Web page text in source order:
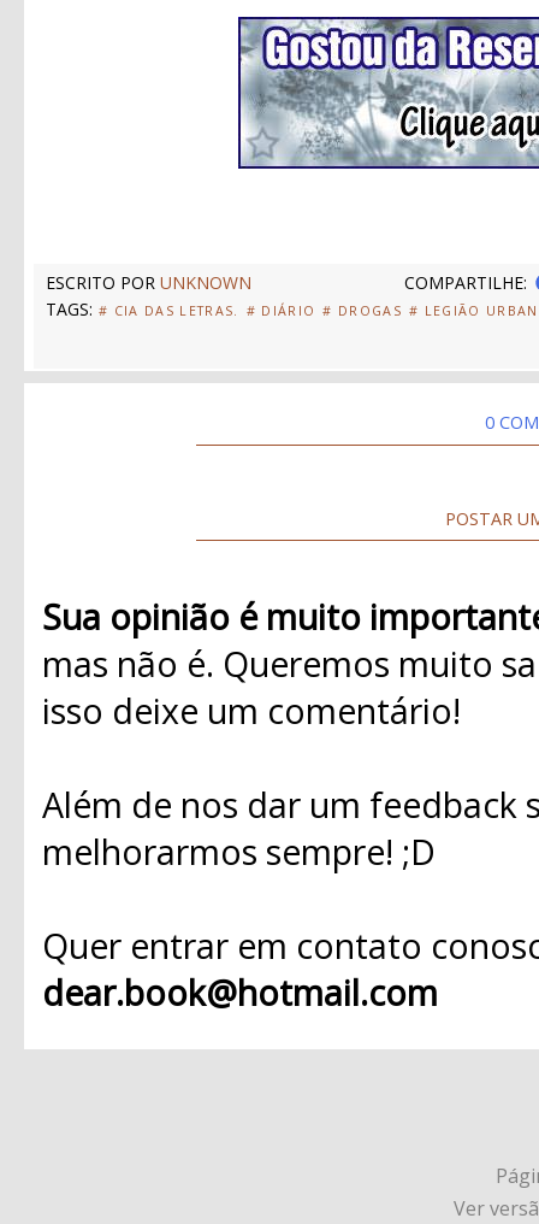
ESCRITO POR UNKNOWN
COMPARTILHE:
TAGS: # CIA DAS LETRAS. # DIÁRIO # DROGAS # LEGIÃO
0
POSTAR
Sua opinião é muito
mas não é. Queremos muito
isso deixe um comentário!
Além de nos dar um
melhorarmos sempre! ;D
Quer entrar em contato
dear.book@hotmail.com
Ver